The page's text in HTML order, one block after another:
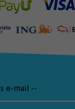
e-mail --